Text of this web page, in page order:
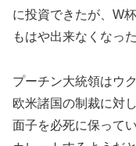
に投資できたが、W
もはや出来なくなっ
プーチン大統領はウ
欧米諸国の制裁に対
面子を必死に保って